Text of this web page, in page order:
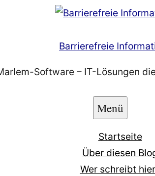
Barrierefreie
Software – IT-Lösungen
Menü
Startseite
Über diesen
Wer schreibt